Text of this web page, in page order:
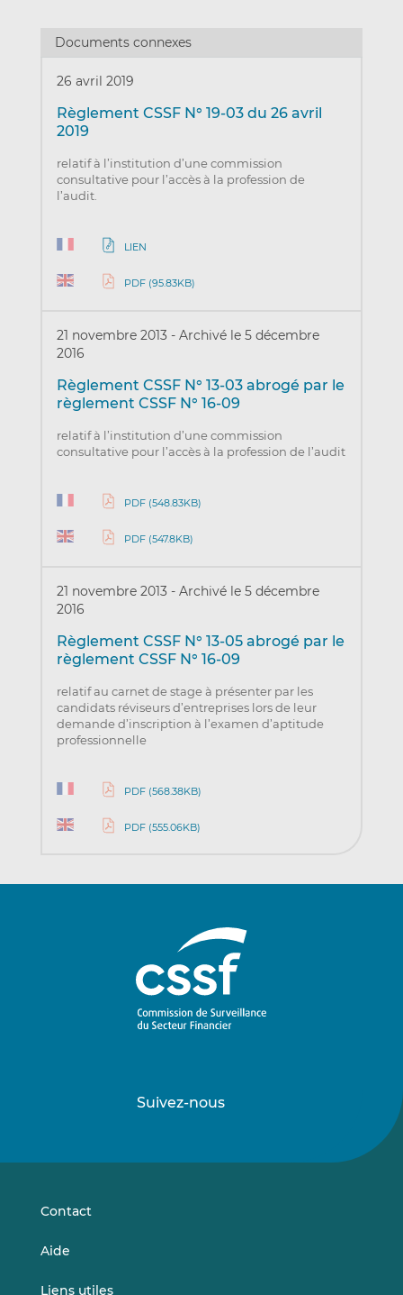
Documents connexes
26 avril 2019
Règlement CSSF N° 19-03 du 26 avril
2019
relatif à l’institution d’une commission
consultative pour l’accès à la profession de
l’audit.
LIEN
PDF (95.83KB)
21 novembre 2013 - Archivé le 5 décembre
2016
Règlement CSSF N° 13-03 abrogé par le
règlement CSSF N° 16-09
relatif à l’institution d’une commission
consultative pour l’accès à la profession de l’audit
PDF (548.83KB)
PDF (547.8KB)
21 novembre 2013 - Archivé le 5 décembre
2016
Règlement CSSF N° 13-05 abrogé par le
règlement CSSF N° 16-09
relatif au carnet de stage à présenter par les
candidats réviseurs d’entreprises lors de leur
demande d’inscription à l’examen d’aptitude
professionnelle
PDF (568.38KB)
PDF (555.06KB)
Suivez-nous
sursur
Contact
Aide
Liens utiles